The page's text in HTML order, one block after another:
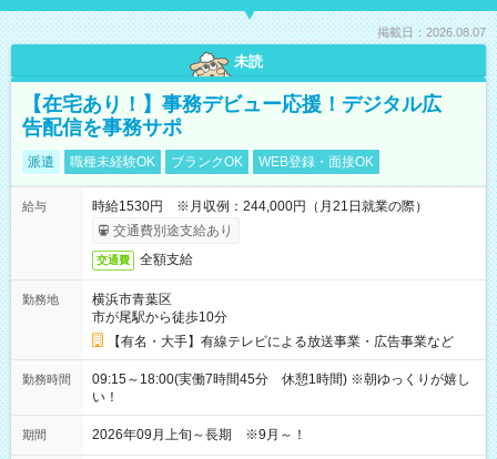
掲載日：2026.08.07
未読
【在宅あり！】事務デビュー応援！デジタル広
告配信を事務サポ
派遣 職種未経験OK ブランクOK WEB登録・面接OK
給与
時給1530円 ※月収例：244,000円（月21日就業の際）
交通費別途支給あり
交通費 全額支給
勤務地
横浜市青葉区
市が尾駅から徒歩10分
【有名・大手】有線テレビによる放送事業・広告事業など
勤務時間
09:15～18:00(実働7時間45分 休憩1時間) ※朝ゆっくりが嬉し
い！
期間 2026年09月上旬～長期 ※9月～！